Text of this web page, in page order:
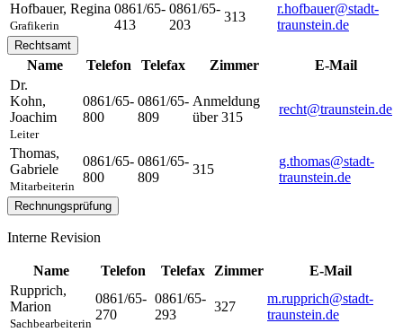
Hofbauer, Regina
Grafikerin
0861/65-
413
0861/65-
203
313
r.hofbauer@stadt-
traunstein.de
Rechtsamt
Name Telefon Telefax Zimmer
E-Mail
Dr.
Kohn,
Joachim
Leiter
0861/65-
800
0861/65-
809
Anmeldung
über 315
recht@traunstein.de
Thomas,
Gabriele
Mitarbeiterin
0861/65-
800
0861/65-
809
315
g.thomas@stadt-
traunstein.de
Rechnungsprüfung
Interne Revision
Name Telefon Telefax Zimmer
E-Mail
Rupprich,
Marion
Sachbearbeiterin
0861/65-
270
0861/65-
293
327
m.rupprich@stadt-
traunstein.de